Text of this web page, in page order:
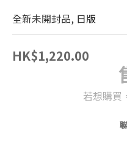
全新未開封品, 日版
HK$1,220.00
若想購買